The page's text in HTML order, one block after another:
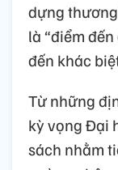
dựng
là “điểm
đến khác
Từ những
kỳ vọng Đại
sách nhằm